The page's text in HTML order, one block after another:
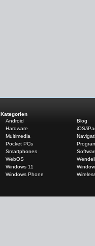
Kategorien
Android
Blog
Hardware
iOS/
Multimedia
Pocket PCs
Smartphones
WebOS
Windows 11
Windows Phone